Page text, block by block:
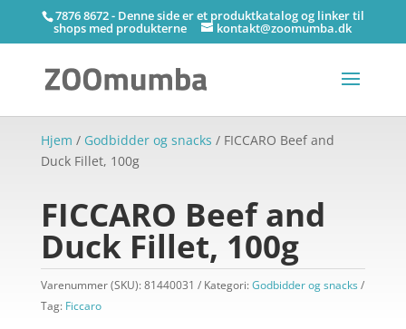
7876 8672 - Denne side er et produktkatalog og linker til
shops med produkterne kontakt@zoomumba.dk
Hjem / Godbidder og snacks / FICCARO Beef and
Duck Fillet, 100g
FICCARO Beef and
Duck Fillet, 100g
Varenummer (SKU):81440031 Kategori:Godbidder og snacks
Tag: Ficcaro